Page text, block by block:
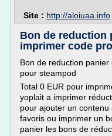
Site : http://aloiuaa.info
Bon de reduction
imprimer code
Bon de reduction
pour steampod
Total 0 EUR pour
yoplait a imprimer
pour ajouter un
favoris ou imprimer un
panier les bons de